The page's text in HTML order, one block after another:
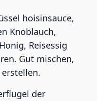
hoisinsauce,
Knoblauch,
Reisessig
Gut mischen,
der